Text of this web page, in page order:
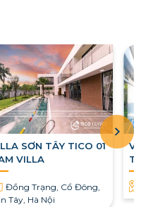
SƠN TÂY TICO 01
VILLA
Đồng Trạng, Cổ Đông,
Tây, Hà Nội